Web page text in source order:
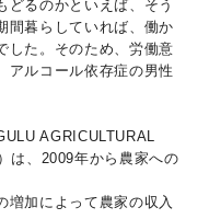
どるのかといえば、そう
間暮らしていれば、働か
した。そのため、労働意
アルコール依存症の男性
AGRICULTURAL
は、2009年から農家への
増加によって農家の収入